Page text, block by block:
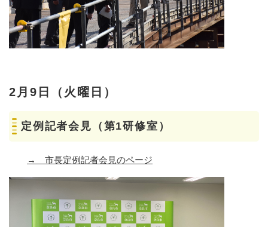
2月9日（火曜日）
定例記者会見（第1研修室）
→ 市長定例記者会見のページ